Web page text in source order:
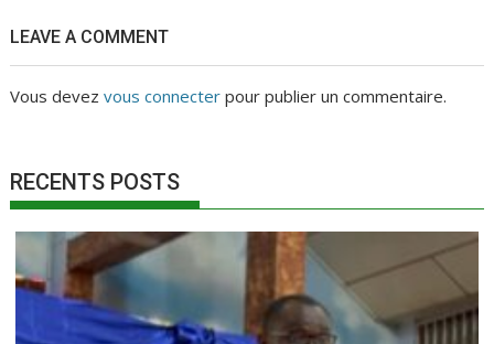
LEAVE A COMMENT
Vous devezvous connecter pour publier un commentaire.
RECENTS POSTS